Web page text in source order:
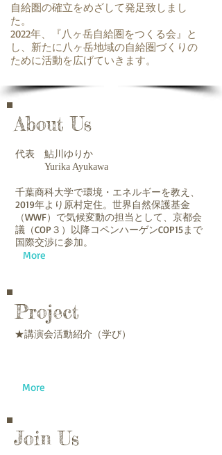
自給圏の確立をめざして発足致しまし
た。
2022年、『八ヶ岳自給圏をつくる会』と
し、新たに八ヶ岳地域の自給圏づくりの
ために活動を広げていきます。
About Us
代表 鮎川ゆりか
Yurika Ayukawa
千葉商科大学で環境・エネルギーを教え、​
2019年より原村定住。世界自然保護基金
（WWF）で気候変動の担当として、京都会
議（COP３）以降コペンハーゲンCOP15まで
国際交渉に参加。
More
Project
★講演会活動紹介（学び）
More
Join Us